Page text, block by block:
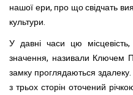
нашої ери, про що свідчать
культури.
У давні часи цю місцевість,
значення, називали Ключем
замку проглядаються здалеку.
з трьох сторін оточений